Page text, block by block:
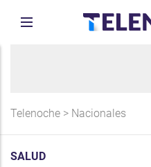
Telenoche > Nacionales
SALUD